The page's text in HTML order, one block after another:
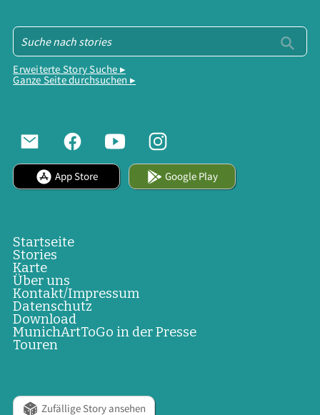
Erweiterte Story Suche ▸
Ganze Seite durchsuchen ▸
App Store Google Play
Startseite
Stories
Karte
Über uns
Kontakt/Impressum
Datenschutz
Download
MunichArtToGo in der Presse
Touren
Zufällige Story ansehen